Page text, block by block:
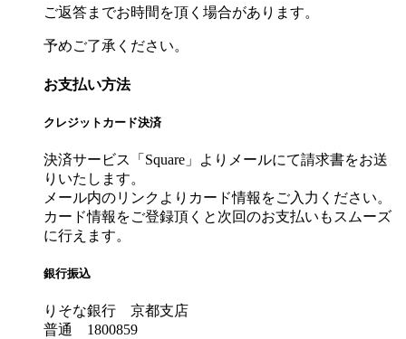
ご返答までお時間を頂く場合があります。
予めご了承ください。
お支払い方法
クレジットカード決済
決済サービス「Square」よりメールにて請求書をお送
りいたします。
メール内のリンクよりカード情報をご入力ください。
カード情報をご登録頂くと次回のお支払いもスムーズ
に行えます。
銀行振込
りそな銀行 京都支店
普通 1800859